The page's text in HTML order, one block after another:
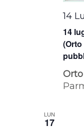
14
14
LUN
17